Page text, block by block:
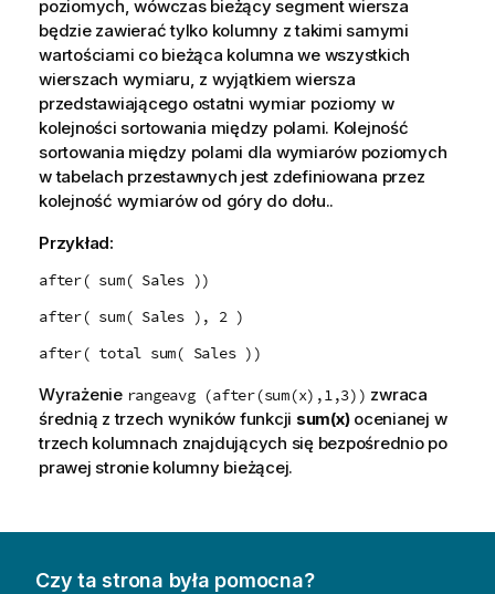
poziomych, wówczas bieżący segment wiersza
będzie zawierać tylko kolumny z takimi samymi
wartościami co bieżąca kolumna we wszystkich
wierszach wymiaru, z wyjątkiem wiersza
przedstawiającego ostatni wymiar poziomy w
kolejności sortowania między polami. Kolejność
sortowania między polami dla wymiarów poziomych
w tabelach przestawnych jest zdefiniowana przez
kolejność wymiarów od góry do dołu..
Przykład:
after( sum( Sales ))
after( sum( Sales ), 2 )
after( total sum( Sales ))
Wyrażenie rangeavg (after(sum(x),1,3)) zwraca
średnią z trzech wyników funkcji sum(x)ocenianej w
trzech kolumnach znajdujących się bezpośrednio po
prawej stronie kolumny bieżącej.
Czy ta strona była pomocna?